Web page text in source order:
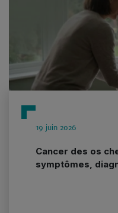
19 juin 2026
Cancer des os
symptômes,